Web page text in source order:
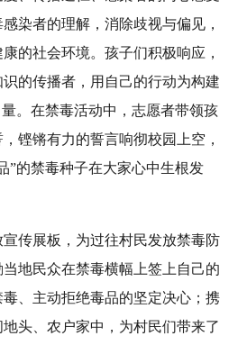
染者的理解，消除歧视与偏见，
的社会环境。孩子们积极响应，
的传播者，用自己的行动为构建
。在禁毒活动中，志愿者带领孩
铿锵有力的誓言响彻校园上空，
”的禁毒种子在大家心中生根发
传展板，为过往村民发放禁毒防
地民众在禁毒横幅上签上自己的
、主动拒绝毒品的坚定决心；携
头、农户家中，为村民们带来了